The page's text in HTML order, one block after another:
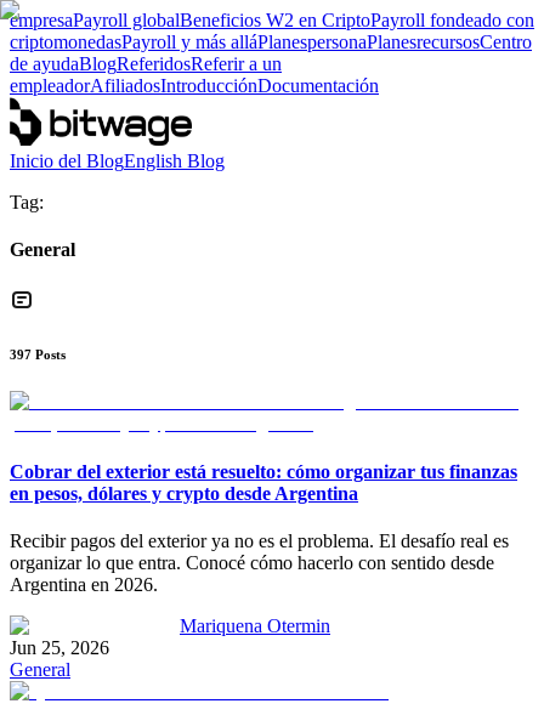
empresaPayroll globalBeneficios W2 en CriptoPayroll fondeado con
criptomonedasPayroll y más alláPlanespersonaPlanesrecursosCentro
de ayudaBlogReferidosReferir a un
empleadorAfiliadosIntroducciónDocumentación
Inicio del BlogEnglish Blog
Tag:
General
397 Posts
Cobrar del exterior está resuelto: cómo organizar tus finanzas
en pesos, dólares y crypto desde Argentina
Recibir pagos del exterior ya no es el problema. El desafío real es
organizar lo que entra. Conocé cómo hacerlo con sentido desde
Argentina en 2026.
Mariquena Otermin
Jun 25, 2026
General